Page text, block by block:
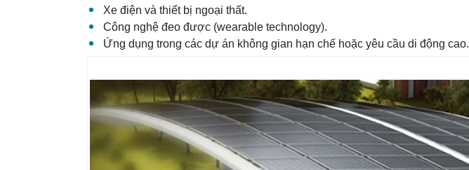
Xe điện và thiết bị ngoại thất.
Công nghệ đeo được (wearable technology).
Ứng dụng trong các dự án không gian hạn chế hoặc yêu cầu di động cao.